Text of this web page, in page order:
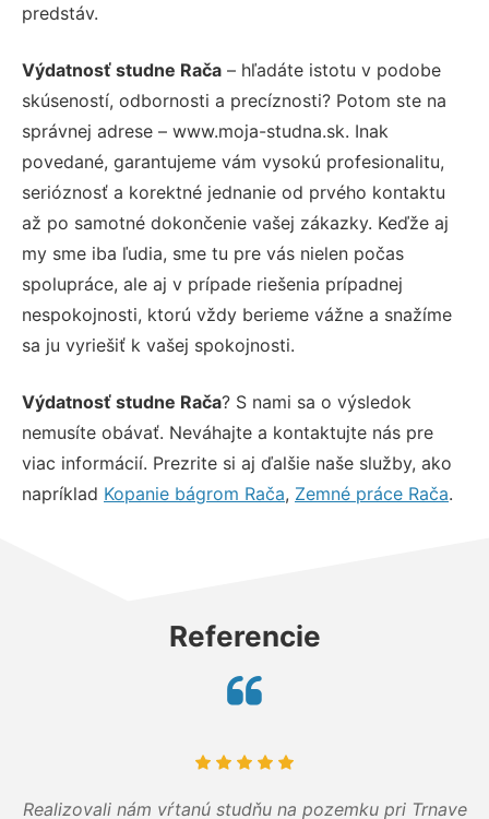
predstáv.
Výdatnosť studne Rača – hľadáte istotu v podobe
skúseností, odbornosti a precíznosti? Potom ste na
správnej adrese – www.moja-studna.sk. Inak
povedané, garantujeme vám vysokú profesionalitu,
serióznosť a korektné jednanie od prvého kontaktu
až po samotné dokončenie vašej zákazky. Keďže aj
my sme iba ľudia, sme tu pre vás nielen počas
spolupráce, ale aj v prípade riešenia prípadnej
nespokojnosti, ktorú vždy berieme vážne a snažíme
sa ju vyriešiť k vašej spokojnosti.
Výdatnosť studne Rača? S nami sa o výsledok
nemusíte obávať. Neváhajte a kontaktujte nás pre
viac informácií. Prezrite si aj ďalšie naše služby, ako
napríklad Kopanie bágrom Rača, Zemné práce Rača.
Referencie
Realizovali nám vŕtanú studňu na pozemku pri Trnave